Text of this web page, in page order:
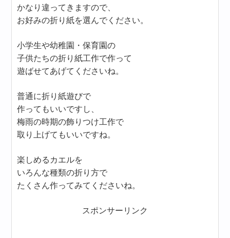
かなり違ってきますので、
お好みの折り紙を選んでください。
小学生や幼稚園・保育園の
子供たちの折り紙工作で作って
遊ばせてあげてくださいね。
普通に折り紙遊びで
作ってもいいですし、
梅雨の時期の飾りつけ工作で
取り上げてもいいですね。
楽しめるカエルを
いろんな種類の折り方で
たくさん作ってみてくださいね。
スポンサーリンク